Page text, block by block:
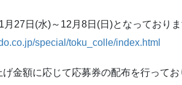
27日(水)～12月8日(日)となっておりま
special/toku_colle/index.html
金額に応じて応募券の配布を行ってお